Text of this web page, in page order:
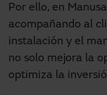
Por ello, en
acompañando al
instalación y el
no solo mejora la
optimiza la